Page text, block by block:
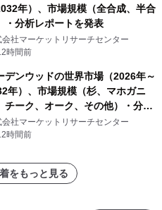
年）、市場規模（全合成、半合
・分析レポートを発表
会社マーケットリサーチセンター
時間前
デンウッドの世界市場（2026年～
年）、市場規模（杉、マホガニ
チーク、オーク、その他）・分析
ートを発表
会社マーケットリサーチセンター
時間前
をもっと見る